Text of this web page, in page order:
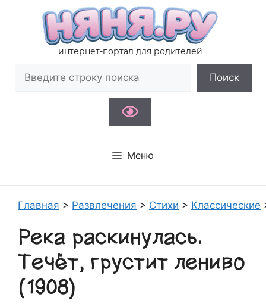
содержимому
интернет-портал для родителей
Поиск
Меню
Главная > Развлечения > Стихи > Классические
Река раскинулась.
Течёт, грустит лениво
(1908)